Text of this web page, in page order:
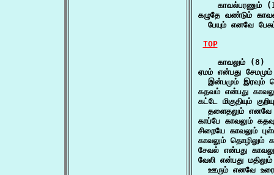
காவல்பரணும்
கழுதே வண்டும்
பேயும் எனவே
TOP
    காவலும் (8)
ஏமம் என்பது
இன்பமும் இரவும்
கதவம் என்பது
கட்டே மிகுதியும்
தளைதலும் எனவே
காப்பே காவலும்
சிறையே காவலும்
காவலும் தொழிலும்
சேவல் என்பது
வேலி என்பது
ஊரும் எனவே